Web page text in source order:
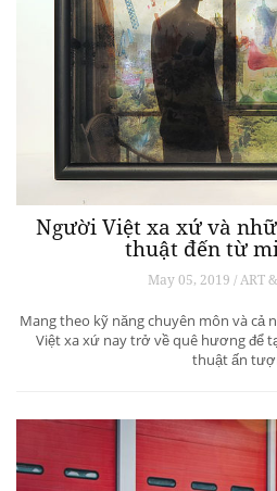
Người Việt xa xứ và
thuật đến từ
May 05, 2019 / ART
Mang theo kỹ năng chuyên môn và cả
Việt xa xứ nay trở về quê hương để
thuật ấn